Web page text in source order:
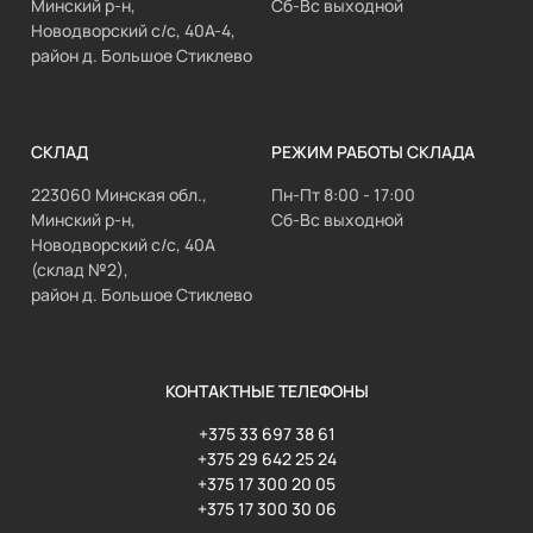
Минский р-н,
Новодворский с/с, 40А-4,
район д. Большое Стиклево
Сб-Вс выходной
СКЛАД
223060 Минская обл.,
Минский р-н,
Новодворский с/с, 40А
(склад №2),
район д. Большое Стиклево
РЕЖИМ РАБОТЫ СКЛАДА
Пн-Пт 8:00 - 17:00
Сб-Вс выходной
КОНТАКТНЫЕ ТЕЛЕФОНЫ
+375 33 697 38 61
+375 29 642 25 24
+375 17 300 20 05
+375 17 300 30 06